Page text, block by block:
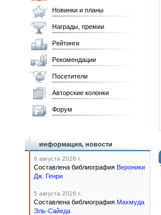
Новинки и планы
Награды, премии
Рейтинги
Рекомендации
Посетители
Авторские колонки
Форум
информация, новости
6 августа 2026 г.
Составлена библиография Вероники
Дж. Генри
5 августа 2026 г.
Составлена библиография Махмуда
Эль-Сайеда